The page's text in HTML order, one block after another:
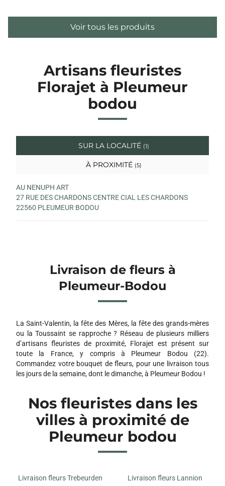
Voir tous les produits
Artisans fleuristes
Florajet à Pleumeur
bodou
SUR LA LOCALITÉ (1)
À PROXIMITÉ (5)
AU NENUPH ART
27 RUE DES CHARDONS CENTRE CIAL LES CHARDONS
22560 PLEUMEUR BODOU
Livraison de fleurs à
Pleumeur-Bodou
La Saint-Valentin, la fête des Mères, la fête des grands-mères
ou la Toussaint se rapproche ? Réseau de plusieurs milliers
d’artisans fleuristes de proximité, Florajet est présent sur
toute la France, y compris à Pleumeur Bodou (22).
Commandez votre bouquet de fleurs, pour une livraison tous
les jours de la semaine, dont le dimanche, à Pleumeur Bodou !
Nos fleuristes dans les
villes à proximité de
Pleumeur bodou
Livraison fleurs Trebeurden Livraison fleurs Lannion